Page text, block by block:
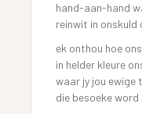
hand-aan-hand
reinwit in onskuld
ek onthou hoe
in helder kleure
waar jy jou ewige
die besoeke